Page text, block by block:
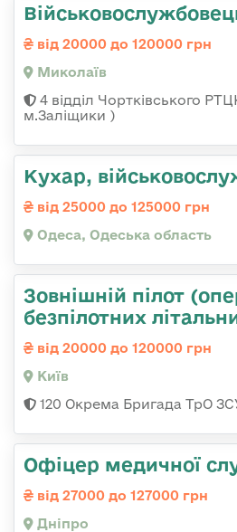
від 20000 до 120000 грн
Миколаїв
4 відділ Чортківського
м.Заліщики )
Кухар,
від 25000 до 125000 грн
Одеса, Одеська область
Зовнішній пілот
безпілотних
від 20000 до 120000 грн
Київ
120 Окрема Бригада ТрО
Офіцер медичної
від 27000 до 127000 грн
Дніпро